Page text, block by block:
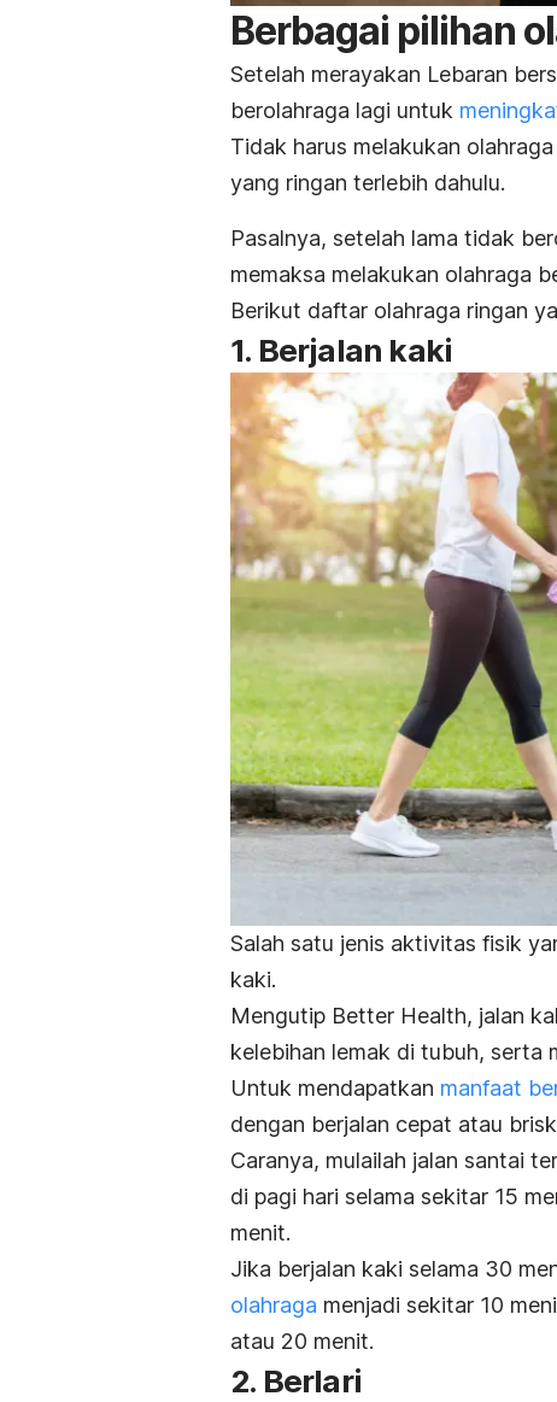
Berbagai pilihan
Setelah merayakan Lebaran
berolahraga lagi untuk
Tidak harus melakukan
yang ringan terlebih dahulu.
Pasalnya, setelah lama tidak
memaksa melakukan olahraga
Berikut daftar olahraga ringan
1. Berjalan kaki
Salah satu jenis aktivitas fisik
kaki.
Mengutip Better Health, jalan
kelebihan lemak di tubuh, serta
Untuk mendapatkan manfaat
dengan berjalan cepat atau
Caranya, mulailah jalan santai
di pagi hari selama sekitar 15
menit.
Jika berjalan kaki selama 30
olahraga menjadi sekitar 10
atau 20 menit.
2. Berlari